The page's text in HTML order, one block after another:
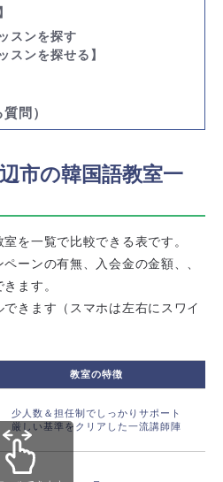
スンを探す
スンを探せる】
問）
市の韓国語教室一
を一覧で比較できる表です。
ーンの有無、入会金の金額、、
ます。
きます（スマホは左右にスワイ
教室の特徴
少人数＆担任制でしっかりサポート
厳しい基準をクリアした一流講師陣